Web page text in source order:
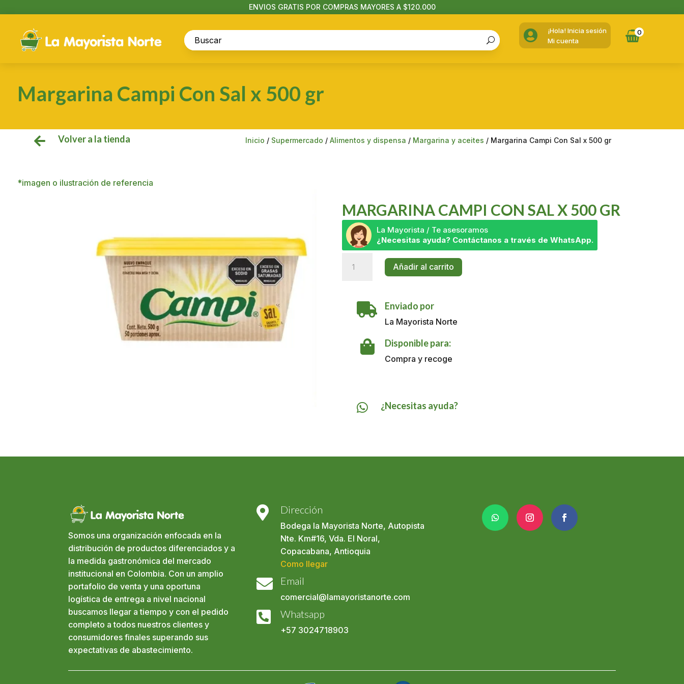
ENVIOS GRATIS POR COMPRAS MAYORES A $120.000

¡Hola! Inicia sesión
Mi cuenta
0
Margarina Campi Con Sal x 500 gr
 Volver a la tienda Inicio / Supermercado /Alimentos y dispensa / Margarina y aceites / Margarina Campi Con Sal x 500 gr
*imagen o ilustración de referencia
MARGARINA CAMPI CON SAL X 500 GR
La Mayorista / Te asesoramos
¿Necesitas ayuda? Contáctanos a través de WhatsApp.
Campi
cantidad
Añadir al carrito
 Enviado por
La Mayorista Norte
 Disponible para:
Compra y recoge
 ¿Necesitas ayuda?
Somos una organización enfocada en la
distribución de productos diferenciados y a
la medida gastronómica del mercado
institucional en Colombia. Con un amplio
portafolio de venta y una oportuna
logística de entrega a nivel nacional
buscamos llegar a tiempo y con el pedido
completo a todos nuestros clientes y
consumidores finales superando sus
expectativas de abastecimiento.
 Dirección
Bodega la Mayorista Norte, Autopista
Nte. Km#16, Vda. El Noral,
Copacabana, Antioquia
Como llegar
 Email
comercial@lamayoristanorte.com
 Whatsapp
+57 3024718903